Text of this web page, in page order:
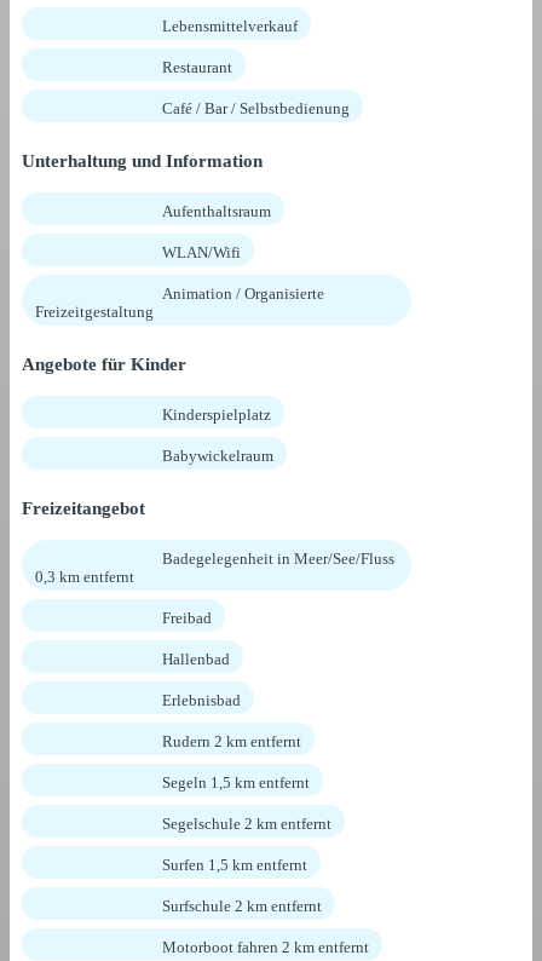
Lebensmittelverkauf
Restaurant
Café / Bar / Selbstbedienung
Unterhaltung und Information
Aufenthaltsraum
WLAN/Wifi
Animation / Organisierte
Freizeitgestaltung
Angebote für Kinder
Kinderspielplatz
Babywickelraum
Freizeitangebot
Badegelegenheit in Meer/See/Fluss
0,3 km entfernt
Freibad
Hallenbad
Erlebnisbad
Rudern 2 km entfernt
Segeln 1,5 km entfernt
Segelschule 2 km entfernt
Surfen 1,5 km entfernt
Surfschule 2 km entfernt
Motorboot fahren 2 km entfernt